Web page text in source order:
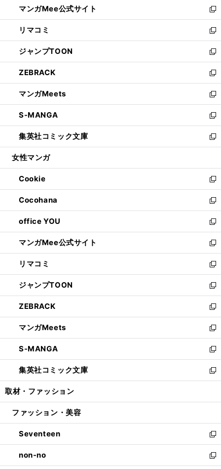
く
ド
ウ
で
開
く
ィ
ン
ド
ウ
で
開
く
い
ウ
ィ
ン
ド
ウ
で
開
く
マンガMee公式サイト
新
し
い
ウ
ィ
ン
ド
ウ
で
開
く
リマコミ
新
し
い
ウ
ィ
ン
ド
ウ
で
開
く
ジャンプTOON
新
し
い
ウ
ィ
ン
ド
ウ
で
開
ZEBRACK
新
し
い
ウ
ィ
ン
ド
ウ
開
く
マンガMeets
新
し
い
ウ
ィ
ン
ウ
で
開
く
S-MANGA
新
し
い
ウ
ン
ド
ウ
で
開
く
集英社コミック文庫
新
し
ウ
ィ
ン
ド
ウ
で
開
く
女性マンガ
Cookie
新
し
い
ウ
ィ
ン
ド
ウ
で
開
く
Cocohana
新
し
い
ウ
ィ
ン
ド
ウ
で
開
く
office YOU
新
し
い
ウ
ィ
ン
ド
ウ
で
開
く
マンガMee公式サイト
新
し
い
ウ
ィ
ン
ド
ウ
で
開
く
リマコミ
新
し
い
ウ
ィ
ン
ド
ウ
で
開
く
ジャンプTOON
新
し
い
ウ
ィ
ン
ド
ウ
で
開
ZEBRACK
新
し
い
ウ
ィ
ン
ド
ウ
開
マンガMeets
新
し
い
ウ
ィ
ン
ウ
開
く
S-MANGA
新
し
い
ウ
ン
ウ
で
開
く
集英社コミック文庫
新
し
ウ
ン
ド
ウ
で
開
取材・ファッション
ファッション・美容
Seventeen
新
し
い
ウ
non-no
新